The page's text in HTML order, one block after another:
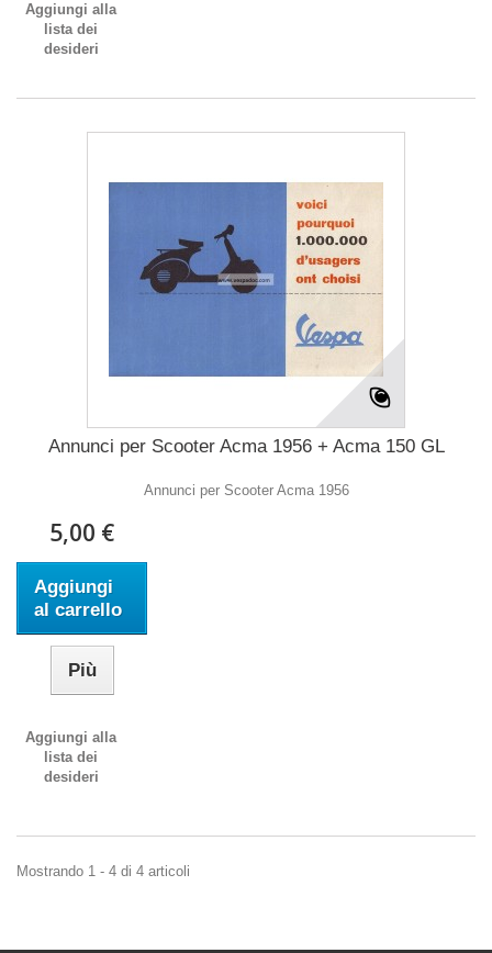
Aggiungi alla
lista dei
desideri
Annunci per Scooter Acma 1956 + Acma 150 GL
Annunci per Scooter Acma 1956
5,00 €
Aggiungi
al carrello
Più
Aggiungi alla
lista dei
desideri
Mostrando 1 - 4 di 4 articoli